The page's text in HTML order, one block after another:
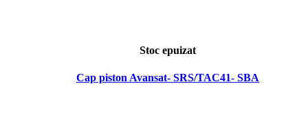
Stoc epuizat
Cap piston Avansat- SRS/TAC41- SBA